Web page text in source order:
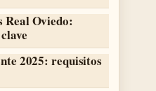
Real Oviedo:
2025: requisitos